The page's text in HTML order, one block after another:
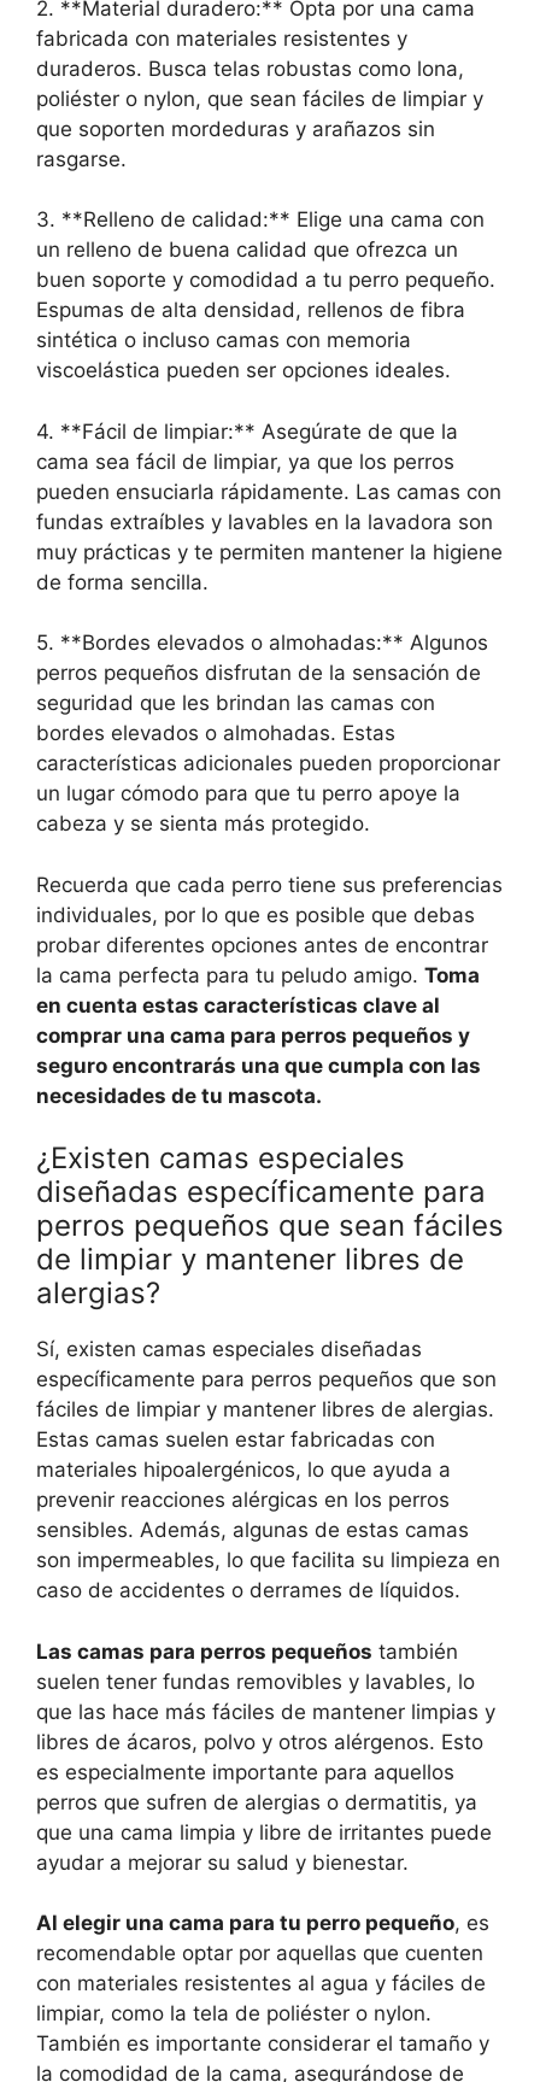
2. **Material duradero:** Opta por una cama
fabricada con materiales resistentes y
duraderos. Busca telas robustas como lona,
poliéster o nylon, que sean fáciles de limpiar y
que soporten mordeduras y arañazos sin
rasgarse.
3. **Relleno de calidad:** Elige una cama con
un relleno de buena calidad que ofrezca un
buen soporte y comodidad a tu perro pequeño.
Espumas de alta densidad, rellenos de fibra
sintética o incluso camas con memoria
viscoelástica pueden ser opciones ideales.
4. **Fácil de limpiar:** Asegúrate de que la
cama sea fácil de limpiar, ya que los perros
pueden ensuciarla rápidamente. Las camas con
fundas extraíbles y lavables en la lavadora son
muy prácticas y te permiten mantener la higiene
de forma sencilla.
5. **Bordes elevados o almohadas:** Algunos
perros pequeños disfrutan de la sensación de
seguridad que les brindan las camas con
bordes elevados o almohadas. Estas
características adicionales pueden proporcionar
un lugar cómodo para que tu perro apoye la
cabeza y se sienta más protegido.
Recuerda que cada perro tiene sus preferencias
individuales, por lo que es posible que debas
probar diferentes opciones antes de encontrar
la cama perfecta para tu peludo amigo. Toma
en cuenta estas características clave al
comprar una cama para perros pequeños y
seguro encontrarás una que cumpla con las
necesidades de tu mascota.
¿Existen camas especiales
diseñadas específicamente para
perros pequeños que sean fáciles
de limpiar y mantener libres de
alergias?
Sí, existen camas especiales diseñadas
específicamente para perros pequeños que son
fáciles de limpiar y mantener libres de alergias.
Estas camas suelen estar fabricadas con
materiales hipoalergénicos, lo que ayuda a
prevenir reacciones alérgicas en los perros
sensibles. Además, algunas de estas camas
son impermeables, lo que facilita su limpieza en
caso de accidentes o derrames de líquidos.
Las camas para perros pequeños también
suelen tener fundas removibles y lavables, lo
que las hace más fáciles de mantener limpias y
libres de ácaros, polvo y otros alérgenos. Esto
es especialmente importante para aquellos
perros que sufren de alergias o dermatitis, ya
que una cama limpia y libre de irritantes puede
ayudar a mejorar su salud y bienestar.
Al elegir una cama para tu perro pequeño, es
recomendable optar por aquellas que cuenten
con materiales resistentes al agua y fáciles de
limpiar, como la tela de poliéster o nylon.
También es importante considerar el tamaño y
la comodidad de la cama, asegurándose de